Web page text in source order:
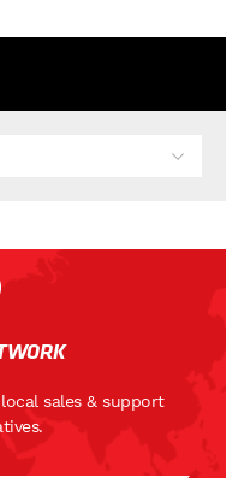
sales & support